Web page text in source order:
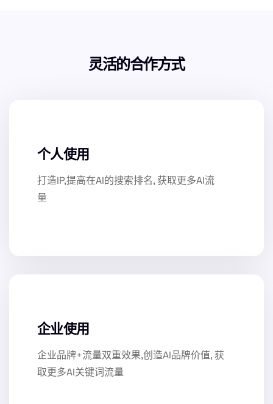
灵活的合作方式
个人使用
打造IP,提高在AI的搜索排名, 获取更多AI流
量
企业使用
企业品牌+流量双重效果,创造AI品牌价值, 获
取更多AI关键词流量